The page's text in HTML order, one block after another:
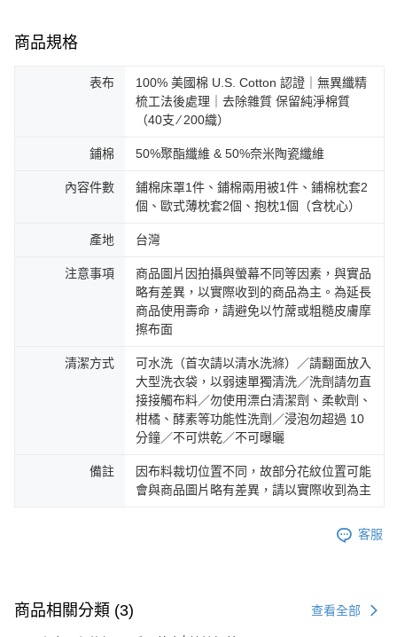
商品規格
表布
100% 美國棉 U.S. Cotton 認證｜無異纖精
梳工法後處理｜去除雜質 保留純淨棉質
（40支 ∕ 200織）
鋪棉 50%聚酯纖維 & 50%奈米陶瓷纖維
內容件數
鋪棉床罩1件、鋪棉兩用被1件、鋪棉枕套2
個、歐式薄枕套2個、抱枕1個（含枕心）
產地 台灣
注意事項
商品圖片因拍攝與螢幕不同等因素，與實品
略有差異，以實際收到的商品為主。為延長
商品使用壽命，請避免以竹蓆或粗糙皮膚摩
擦布面
清潔方式
可水洗（首次請以清水洗滌）／請翻面放入
大型洗衣袋，以弱速單獨清洗／洗劑請勿直
接接觸布料／勿使用漂白清潔劑、柔軟劑、
柑橘、酵素等功能性洗劑／浸泡勿超過 10
分鐘／不可烘乾／不可曝曬
備註
因布料裁切位置不同，故部分花紋位置可能
會與商品圖片略有差異，請以實際收到為主
客服
商品相關分類 (3) 查看全部